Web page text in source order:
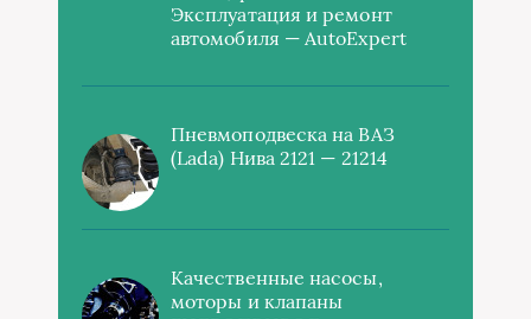
Эксплуатация и ремонт
автомобиля — AutoExpert
Пневмоподвеска на ВАЗ
(Lada) Нива 2121 — 21214
Качественные насосы,
моторы и клапаны